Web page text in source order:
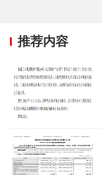
推荐内容